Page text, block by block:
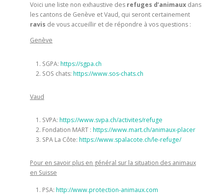
Voici une liste non exhaustive des refuges d’animauxdans
les cantons de Genève et Vaud, qui seront certainement
ravis de vous accueillir et de répondre à vos questions :
Genève
SGPA: https://sgpa.ch
SOS chats: https://www.sos-chats.ch
Vaud
SVPA: https://www.svpa.ch/activites/refuge
Fondation MART : https://www.mart.ch/animaux-placer
SPA La Côte: https://www.spalacote.ch/le-refuge/
Pour en savoir plus en général sur la situation des animaux
en Suisse
PSA: http://www.protection-animaux.com